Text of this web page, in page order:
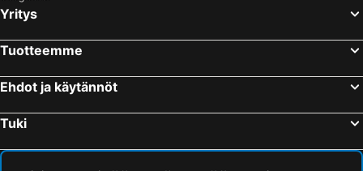
Yritys
Tuotteemme
Ehdot ja käytännöt
Tuki